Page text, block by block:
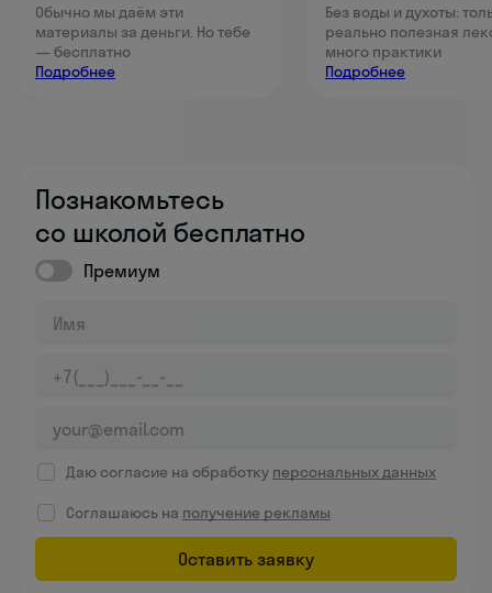
Обычно мы даём эти
материалы за деньги. Но тебе
— бесплатно
Подробнее
Без воды и духоты:
реально полезная
много практики
Подробнее
Познакомьтесь
со школой бесплатно
Премиум
Даю согласие на обработку персональных данных
Соглашаюсь на получение рекламы
Оставить заявку